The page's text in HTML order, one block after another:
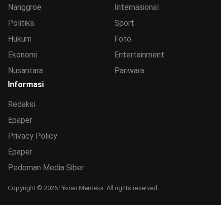
Nanggroe
Politika
Hukum
Ekonomi
Nusantara
Internasional
Sport
Foto
Entertainment
Pariwara
Informasi
Redaksi
Epaper
Privacy Policy
Epaper
Pedoman Media Siber
Copyright © 2026 Pikiran Merdeka. All rights reserved.